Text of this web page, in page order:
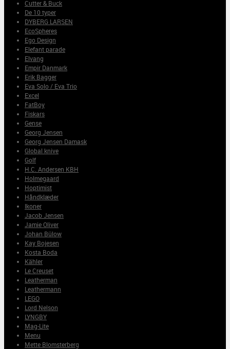
Cutter & Buck
De 10 typer
DYBERG LARSEN
EcoSpheres
Ego Design
Elefant parade
Elvang
Empir Danmark
Erik Bagger
Eva Solo / Eva Trio
Excel
FatBoy
Fiskars
Gense
Georg Jensen
Georg Jensen Damask
Global knive
Golf
H.C. Andersen KBH
Holmegaard
Hoptimist
Håndklæder
Ikoner
Jacob Jensen
Jamie Oliver
Johan Bülow
Kay Bojesen
Kosta Boda
Kähler
Le Creuset
Leatherman
Leathermann
LEGO
Lord Nelson
LYNGBY
Mag-Lite
Menu
Mette Blomsterberg